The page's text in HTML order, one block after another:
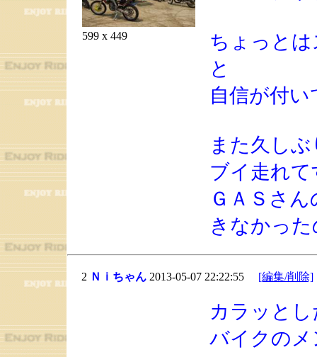
599 x 449
ちょっと
と
自信が付
また久し
ブイ走れ
ＧＡＳさ
きなかっ
2 Ｎｉちゃん2013-05-07 22:22:55 [編集/削除]
カラッと
バイクの